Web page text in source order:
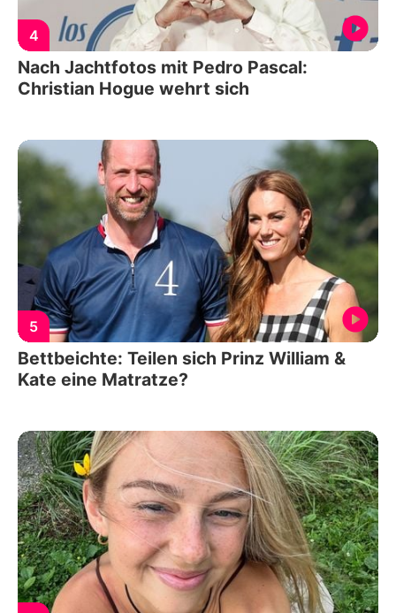
4
Nach Jachtfotos mit Pedro Pascal:
Christian Hogue wehrt sich
5
Bettbeichte: Teilen sich Prinz William &
Kate eine Matratze?